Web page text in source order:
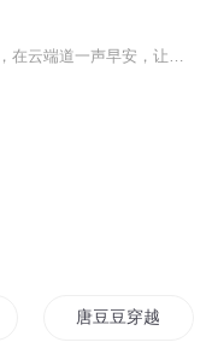
唐豆豆穿越记